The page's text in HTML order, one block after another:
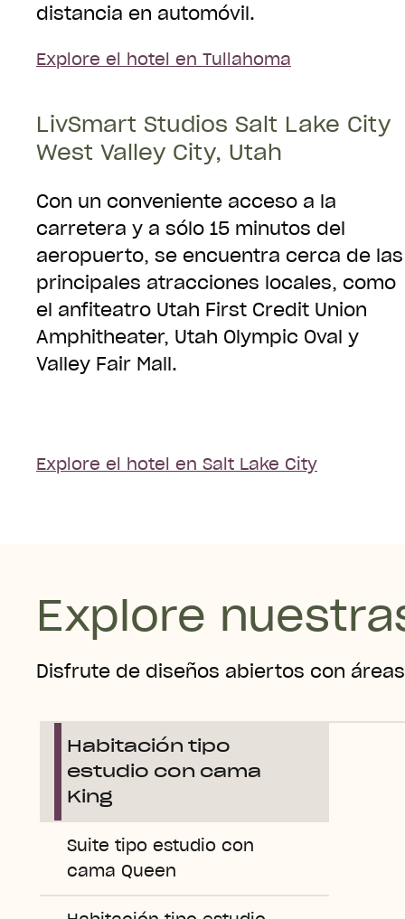
distancia en automóvil.
Explore el hotel en Tullahoma
LivSmart Studios Salt Lake City
West Valley City, Utah
Aceptar reservaciones
Con un conveniente acceso a la
carretera y a sólo 15 minutos del
aeropuerto, se encuentra cerca de las
principales atracciones locales, como
el anfiteatro Utah First Credit Union
Amphitheater, Utah Olympic Oval y
Valley Fair Mall.
Explore el hotel en Salt Lake City
Explore
Disfrute de diseños abiertos con
Habitación tipo
estudio con cama
King
Suite tipo estudio con
cama Queen